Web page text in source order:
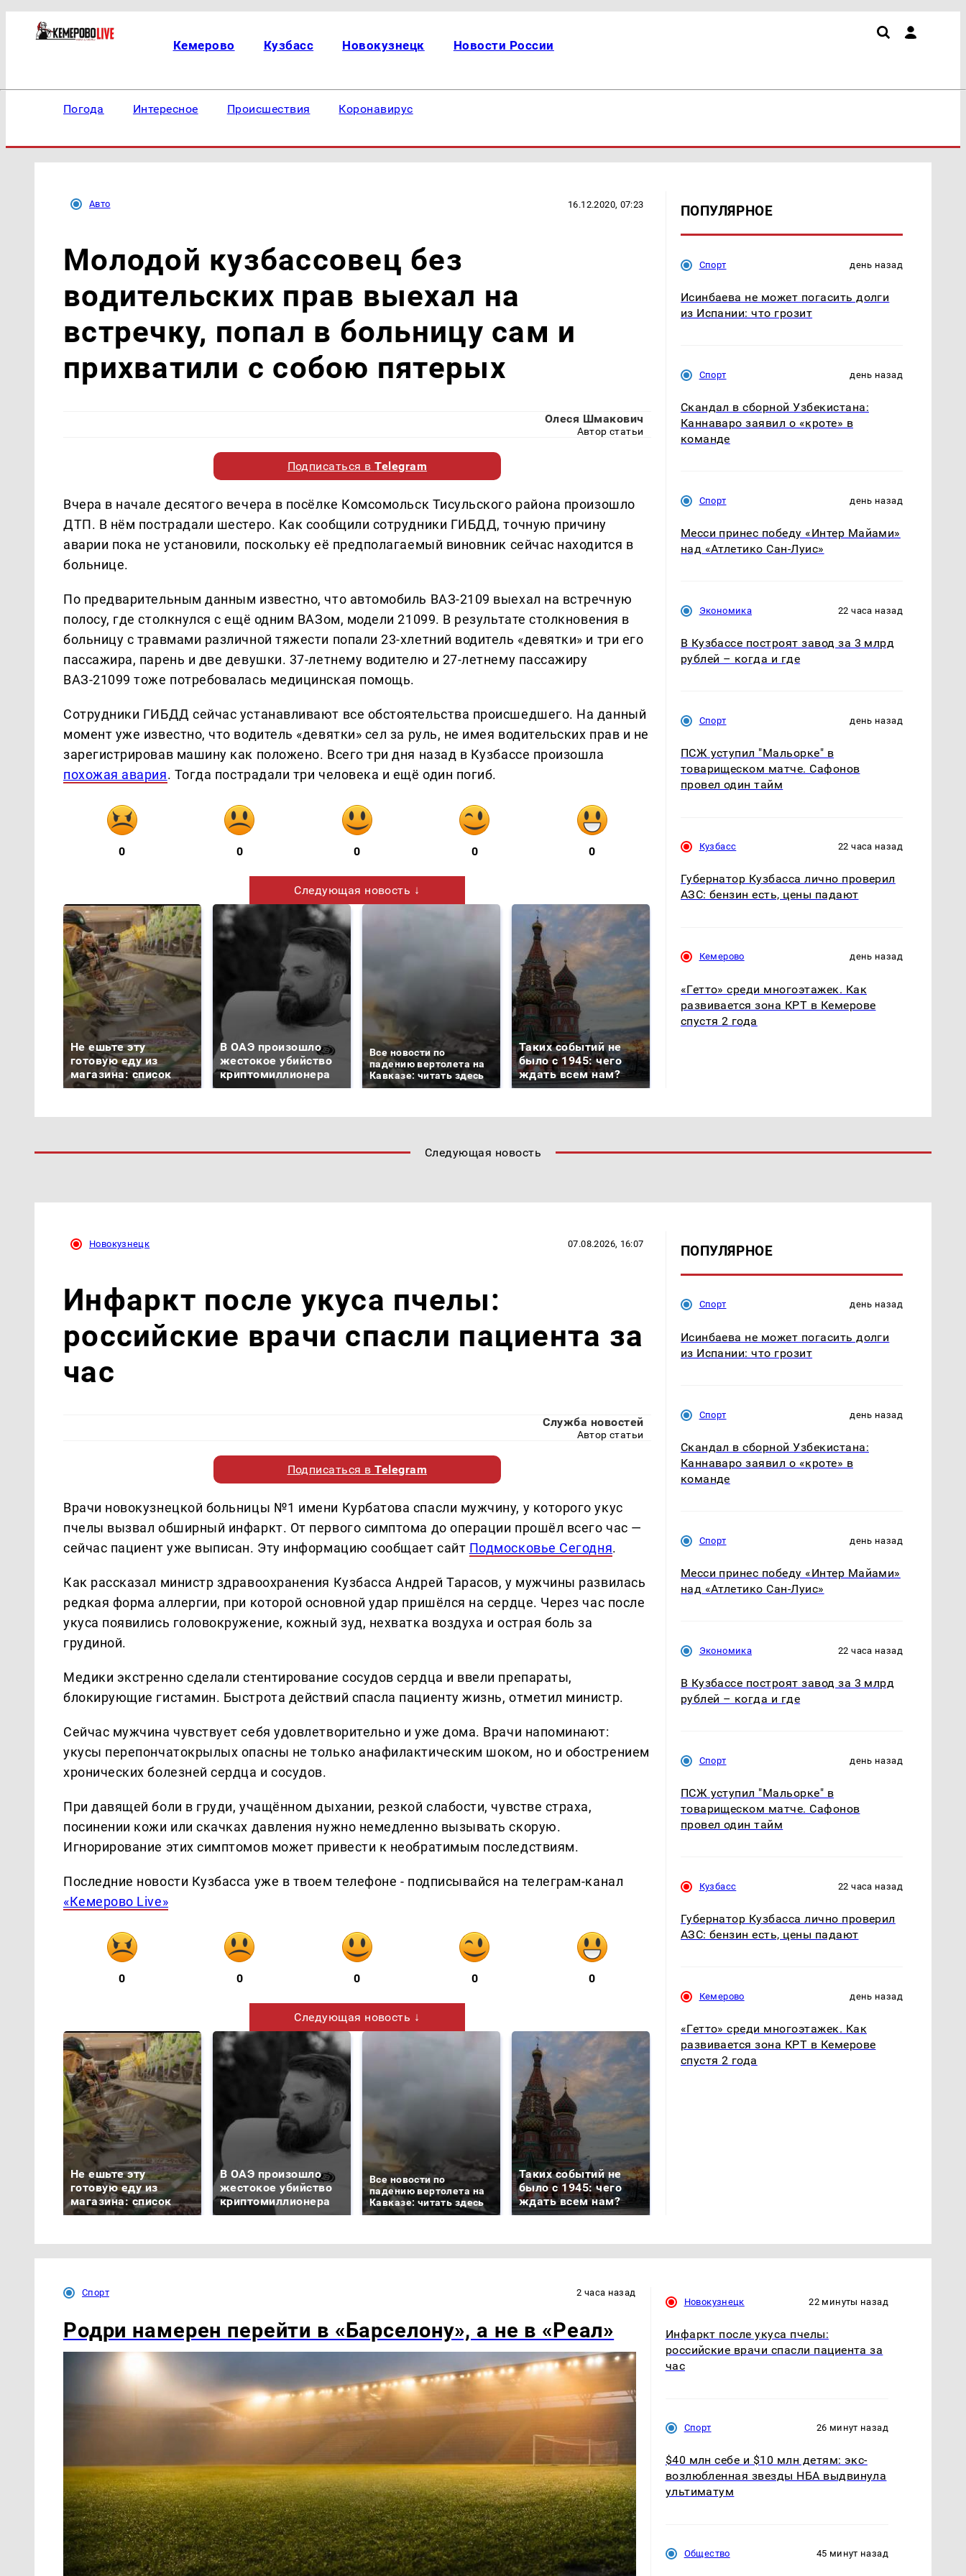
Кемерово Кузбасс Новокузнецк Новости России
Погода Интересное Происшествия Коронавирус
Авто 16.12.2020, 07:23
Молодой кузбассовец без
водительских прав выехал на
встречку, попал в больницу сам и
прихватили с собою пятерых
Олеся Шмакович
Автор статьи
Подписаться вTelegram
Вчера в начале десятого вечера в посёлке Комсомольск Тисульского района произошло
ДТП. В нём пострадали шестеро. Как сообщили сотрудники ГИБДД, точную причину
аварии пока не установили, поскольку её предполагаемый виновник сейчас находится в
больнице.
По предварительным данным известно, что автомобиль ВАЗ-2109 выехал на встречную
полосу, где столкнулся с ещё одним ВАЗом, модели 21099. В результате столкновения в
больницу с травмами различной тяжести попали 23-хлетний водитель «девятки» и три его
пассажира, парень и две девушки. 37-летнему водителю и 27-летнему пассажиру
ВАЗ-21099 тоже потребовалась медицинская помощь.
Сотрудники ГИБДД сейчас устанавливают все обстоятельства происшедшего. На данный
момент уже известно, что водитель «девятки» сел за руль, не имея водительских прав и не
зарегистрировав машину как положено. Всего три дня назад в Кузбассе произошла
похожая авария. Тогда пострадали три человека и ещё один погиб.
0 0 0 0 0
Следующая новость ↓
Не ешьте эту
готовую еду из
магазина: список
В ОАЭ произошло
жестокое убийство
криптомиллионера
Все новости по
падению вертолета на
Кавказе: читать здесь
Таких событий не
было с 1945: чего
ждать всем нам?
ПОПУЛЯРНОЕ
Спорт день назад
Исинбаева не может погасить долги
из Испании: что грозит
Спорт день назад
Скандал в сборной Узбекистана:
Каннаваро заявил о «кроте» в
команде
Спорт день назад
Месси принес победу «Интер Майами»
над «Атлетико Сан-Луис»
Экономика 22 часа назад
В Кузбассе построят завод за 3 млрд
рублей – когда и где
Спорт день назад
ПСЖ уступил "Мальорке" в
товарищеском матче. Сафонов
провел один тайм
Кузбасс 22 часа назад
Губернатор Кузбасса лично проверил
АЗС: бензин есть, цены падают
Кемерово день назад
«Гетто» среди многоэтажек. Как
развивается зона КРТ в Кемерове
спустя 2 года
Следующая новость
Новокузнецк 07.08.2026, 16:07
Инфаркт после укуса пчелы:
российские врачи спасли пациента за
час
Служба новостей
Автор статьи
Подписаться вTelegram
Врачи новокузнецкой больницы №1 имени Курбатова спасли мужчину, у которого укус
пчелы вызвал обширный инфаркт. От первого симптома до операции прошёл всего час —
сейчас пациент уже выписан. Эту информацию сообщает сайт Подмосковье Сегодня.
Как рассказал министр здравоохранения Кузбасса Андрей Тарасов, у мужчины развилась
редкая форма аллергии, при которой основной удар пришёлся на сердце. Через час после
укуса появились головокружение, кожный зуд, нехватка воздуха и острая боль за
грудиной.
Медики экстренно сделали стентирование сосудов сердца и ввели препараты,
блокирующие гистамин. Быстрота действий спасла пациенту жизнь, отметил министр.
Сейчас мужчина чувствует себя удовлетворительно и уже дома. Врачи напоминают:
укусы перепончатокрылых опасны не только анафилактическим шоком, но и обострением
хронических болезней сердца и сосудов.
При давящей боли в груди, учащённом дыхании, резкой слабости, чувстве страха,
посинении кожи или скачках давления нужно немедленно вызывать скорую.
Игнорирование этих симптомов может привести к необратимым последствиям.
Последние новости Кузбасса уже в твоем телефоне - подписывайся на телеграм-канал
«Кемерово Live»
0 0 0 0 0
Следующая новость ↓
Не ешьте эту
готовую еду из
магазина: список
В ОАЭ произошло
жестокое убийство
криптомиллионера
Все новости по
падению вертолета на
Кавказе: читать здесь
Таких событий не
было с 1945: чего
ждать всем нам?
ПОПУЛЯРНОЕ
Спорт день назад
Исинбаева не может погасить долги
из Испании: что грозит
Спорт день назад
Скандал в сборной Узбекистана:
Каннаваро заявил о «кроте» в
команде
Спорт день назад
Месси принес победу «Интер Майами»
над «Атлетико Сан-Луис»
Экономика 22 часа назад
В Кузбассе построят завод за 3 млрд
рублей – когда и где
Спорт день назад
ПСЖ уступил "Мальорке" в
товарищеском матче. Сафонов
провел один тайм
Кузбасс 22 часа назад
Губернатор Кузбасса лично проверил
АЗС: бензин есть, цены падают
Кемерово день назад
«Гетто» среди многоэтажек. Как
развивается зона КРТ в Кемерове
спустя 2 года
Спорт 2 часа назад
Родри намерен перейти в «Барселону», а не в «Реал»
Новокузнецк 22 минуты назад
Инфаркт после укуса пчелы:
российские врачи спасли пациента за
час
Спорт 26 минут назад
$40 млн себе и $10 млн детям: экс-
возлюбленная звезды НБА выдвинула
ультиматум
Общество 45 минут назад